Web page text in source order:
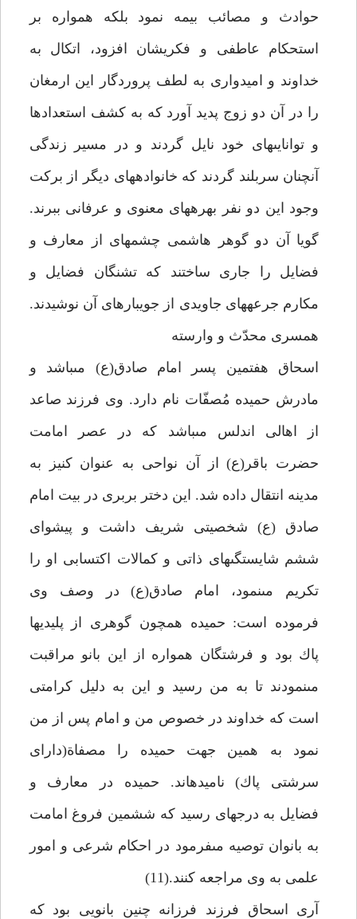
حوادث و مصائب بيمه نمود بلكه همواره بر
استحكام عاطفى و فكريشان افزود، اتكال به
خداوند و اميدوارى به لطف پروردگار اين ارمغان
را در آن دو زوج پديد آورد كه به كشف استعدادها
و توانايى‏هاى خود نايل گردند و در مسير زندگى
آن‏چنان سربلند گردند كه خانواده‏هاى ديگر از بركت
وجود اين دو نفر بهره‏هاى معنوى و عرفانى ببرند.
گويا آن دو گوهر هاشمى چشمه‏اى از معارف و
فضايل را جارى ساختند كه تشنگان فضايل و
مكارم جرعه‏هاى جاويدى از جويبارهاى آن نوشيدند.
همسرى محدّث و وارسته‏
اسحاق هفتمين پسر امام صادق(ع) مى‏باشد و
مادرش حميده مُصفّات نام دارد. وى فرزند صاعد
از اهالى اندلس مى‏باشد كه در عصر امامت
حضرت باقر(ع) از آن نواحى به عنوان كنيز به
مدينه انتقال داده شد. اين دختر بربرى در بيت امام
صادق (ع) شخصيتى شريف داشت و پيشواى
ششم شايستگى‏هاى ذاتى و كمالات اكتسابى او را
تكريم مى‏نمود، امام صادق(ع) در وصف وى
فرموده است: حميده همچون گوهرى از پليديها
پاك بود و فرشتگان همواره از اين بانو مراقبت
مى‏نمودند تا به من رسيد و اين به دليل كرامتى
است كه خداوند در خصوص من و امام پس از من
نمود به همين جهت حميده را مصفاة(داراى
سرشتى پاك) ناميده‏اند. حميده در معارف و
فضايل به درجه‏اى رسيد كه ششمين فروغ امامت
به بانوان توصيه مى‏فرمود در احكام شرعى و امور
علمى به وى مراجعه كنند.(11)
آرى اسحاق فرزند فرزانه چنين بانويى بود كه